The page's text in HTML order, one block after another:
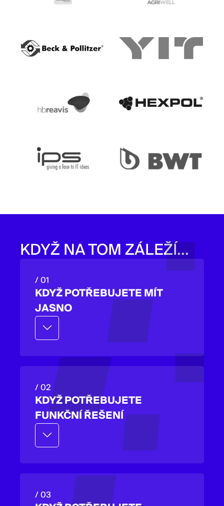
KDYŽ NA TOM ZÁLEŽÍ...
/ 01
KDYŽ POTŘEBUJETE MÍT
JASNO
Pojmenujeme skutečný problém
a navrhneme, jak postupovat.
/ 02
KDYŽ POTŘEBUJETE
FUNKČNÍ ŘEŠENÍ
Víme, jak proměnit nápady v řešení,
která opravdu fungují.
/ 03